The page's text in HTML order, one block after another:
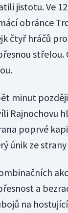
jistotu. Ve
obránce
čtyř hráčů
střelou.
minut
Rajnochovu
poprvé
únik ze
a
na